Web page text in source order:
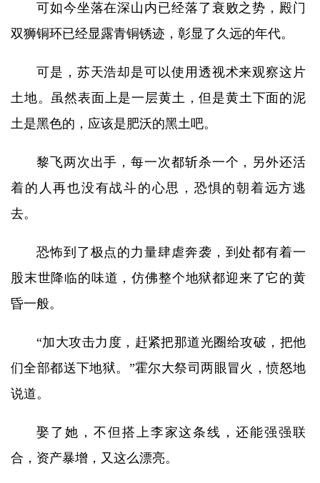
可如今坐落在深山内已经落了衰败之势，殿门
双狮铜环已经显露青铜锈迹，彰显了久远的年代。
可是，苏天浩却是可以使用透视术来观察这片
土地。虽然表面上是一层黄土，但是黄土下面的泥
土是黑色的，应该是肥沃的黑土吧。
黎飞两次出手，每一次都斩杀一个，另外还活
着的人再也没有战斗的心思，恐惧的朝着远方逃
去。
恐怖到了极点的力量肆虐奔袭，到处都有着一
股末世降临的味道，仿佛整个地狱都迎来了它的黄
昏一般。
“加大攻击力度，赶紧把那道光圈给攻破，把他
们全部都送下地狱。”霍尔大祭司两眼冒火，愤怒地
说道。
娶了她，不但搭上李家这条线，还能强强联
合，资产暴增，又这么漂亮。